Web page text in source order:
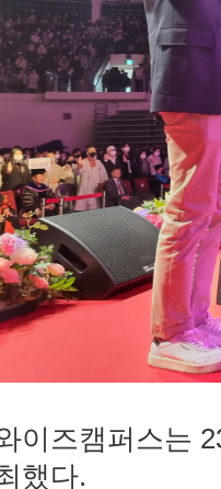
이즈캠퍼스는
했다.